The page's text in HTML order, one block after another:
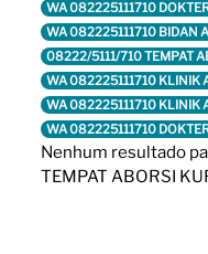
WA 082225111710
WA 082225111710 BIDAN
08222/5111/710 TEMPAT
WA 082225111710 KLINIK
WA 082225111710 KLINIK
WA 082225111710
Nenhum resultado
TEMPAT ABORSI